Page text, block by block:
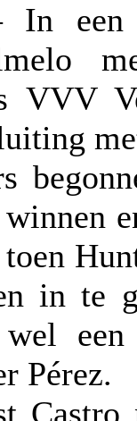
In een
VVV
winnen
in te
Pérez.